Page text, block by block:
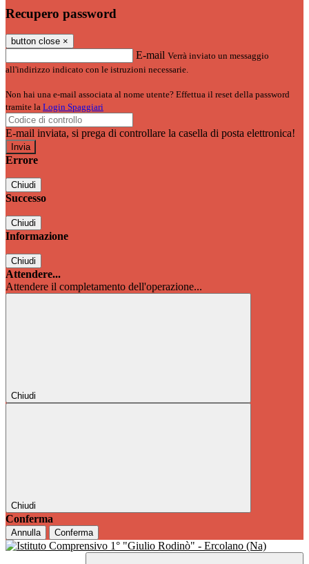
Recupero password
button close ×
E-mail Verrà inviato un messaggio
all'indirizzo indicato con le istruzioni necessarie.
Non hai una e-mail associata al nome utente? Effettua il reset della password
tramite la Login Spaggiari
E-mail inviata, si prega di controllare la casella di posta elettronica!
Errore
Chiudi
Successo
Chiudi
Informazione
Chiudi
Attendere...
Attendere il completamento dell'operazione...
Chiudi
Chiudi
Conferma
Annulla Conferma